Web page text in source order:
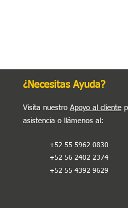
¿Necesitas Ayuda?
Visita nuestro Apoyo al cliente
asistencia o llámenos al :
+52 55 5962 0830
+52 56 2402 2374
+52 55 4392 9629